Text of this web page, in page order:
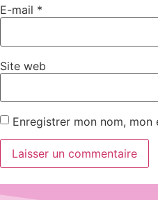
E-mail *
Site web
Enregistrer mon nom,